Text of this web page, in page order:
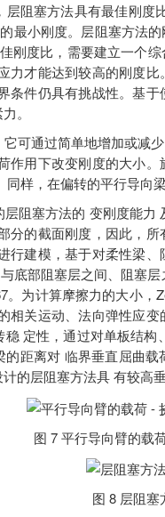
塞方法具有最佳刚度
最小刚度。层阻塞方法
刚度比，需要建立一个
力才能达到较高的刚度
条件仍具有挑战性。基
。
通过简单地增加或减
作用下改变刚度的大小
样，在偏转的平行导向
塞方法的 变刚度能力
分的截面刚度，因此，
行建模，基于对柔性梁
底部阻塞层之间、阻塞
。为计算摩擦力的大小
相关运动、法向弹性应
定性，通过对单板结
距离对 临界垂直屈曲
的层阻塞方法具 有较高
图 7 平行导向臂的载
图 8 层阻塞